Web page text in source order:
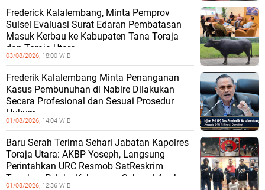
Frederick Kalalembang, Minta Pemprov
Sulsel Evaluasi Surat Edaran Pembatasan
Masuk Kerbau ke Kabupaten Tana Toraja
dan Toraja Utara
03/08/2026, 18:00 WIB
Frederik Kalalembang Minta Penanganan
Kasus Pembunuhan di Nabire Dilakukan
Secara Profesional dan Sesuai Prosedur
Hukum
01/08/2026, 14:04 WIB
Baru Serah Terima Sehari Jabatan Kapolres
Toraja Utara: AKBP Yoseph, Langsung
Perintahkan URC Resmob SatReskrim
Tangkap Pelaku Kekerasan Seksual Anak
01/08/2026, 12:36 WIB